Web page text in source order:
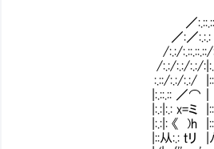
''^~~￣￣
／
／:／:.:.: ／
/:.:/:.::.::.::/
/:.:/:.:/:.:/
:.::/:.:/:.:/ |::|:.::.: |:.::.::.::.::
|:.::.:: ／⌒｜|:.::.: |:.::.::.::.::
|:.:|:.: x=ミ |::|:.::.::⌒＼
|:.:|: 《 )h |::|:.::.: |:
|::从:.: ｔリ |八:.:: |: |:.::.::